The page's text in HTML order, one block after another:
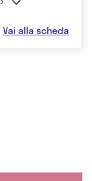
Vai alla scheda